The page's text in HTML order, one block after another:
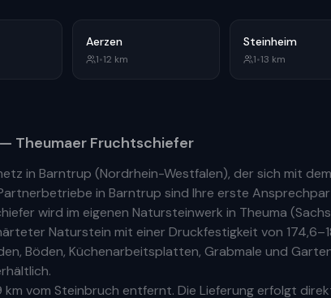
Aerzen
1•12 km
Steinheim
1•13 km
— Theumaer Fruchtschiefer
in Barntrup (Nordrhein-Westfalen), der sich mit
in Barntrup sind Ihre erste
wird im eigenen Natursteinwerk in Theuma
Naturstein mit einer Druckfestigkeit von
Böden, Küchenarbeitsplatten, Grabmale und
km vom Steinbruch entfernt. Die Lieferung erfolgt